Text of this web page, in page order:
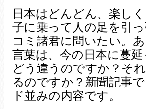
日本はどんどん、楽し
子に乗って人の足を引
コミ諸君に問いたい。
言葉は、今の日本に蔓
どう違うのですか？そ
るのですか？新聞記事
ド並みの内容です。